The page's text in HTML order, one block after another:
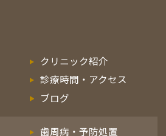
クリニック紹介
診療時間・アクセス
ブログ
歯周病・予防処置